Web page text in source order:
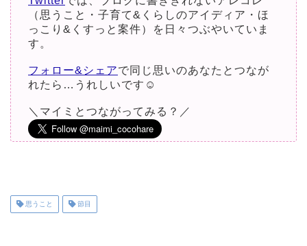
（思うこと・子育て&くらしのアイディア・ほ
っこり&くすっと案件）を日々つぶやいていま
す。
フォロー&シェアで同じ思いのあなたとつなが
れたら…うれしいです☺︎
＼マイミとつながってみる？／
思うこと 節目